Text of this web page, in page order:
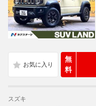
無
料
スズキ